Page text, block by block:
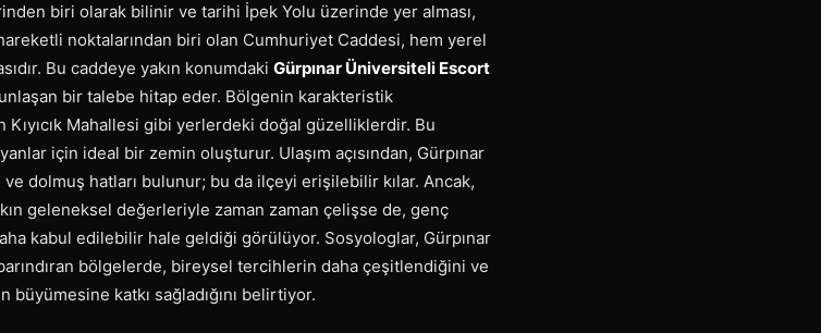
biri olarak bilinir ve tarihi İpek Yolu üzerinde yer alması,
noktalarından biri olan Cumhuriyet Caddesi, hem yerel
Bu caddeye yakın konumdaki Gürpınar Üniversiteli Escort
bir talebe hitap eder. Bölgenin karakteristik
Kıyıcık Mahallesi gibi yerlerdeki doğal güzelliklerdir. Bu
için ideal bir zemin oluşturur. Ulaşım açısından, Gürpınar
dolmuş hatları bulunur; bu da ilçeyi erişilebilir kılar. Ancak,
geleneksel değerleriyle zaman zaman çelişse de, genç
kabul edilebilir hale geldiği görülüyor. Sosyologlar, Gürpınar
bölgelerde, bireysel tercihlerin daha çeşitlendiğini ve
katkı sağladığını belirtiyor.